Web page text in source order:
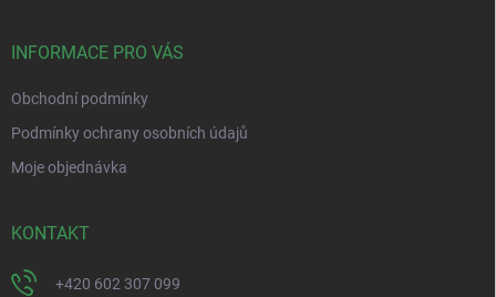
INFORMACE PRO VÁS
Obchodní podmínky
Podmínky ochrany osobních údajů
Moje objednávka
KONTAKT
+420 602 307 099